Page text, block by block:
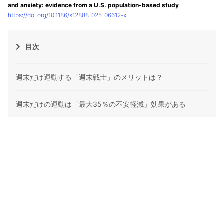
and anxiety: evidence from a U.S. population-based study
https://doi.org/10.1186/s12888-025-06612-x
目次
週末だけ運動する「週末戦士」のメリットは？
週末だけの運動は「最大35％の不安軽減」効果がある